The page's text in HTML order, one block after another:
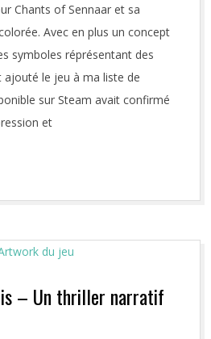
Chants of Sennaar et sa
Avec en plus un concept
symboles réprésentant des
ajouté le jeu à ma liste de
sur Steam avait confirmé
et
– Un thriller narratif